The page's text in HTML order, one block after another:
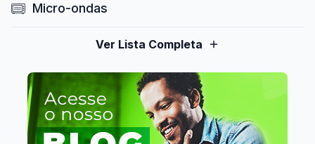
Micro-ondas
Ver Lista Completa